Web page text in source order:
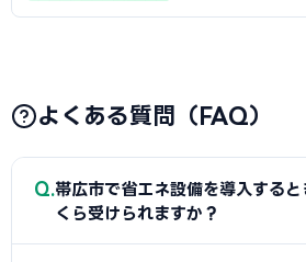
よくある質問（FAQ）
Q 帯広市で省エネ設備を導入すると
くら受けられますか？